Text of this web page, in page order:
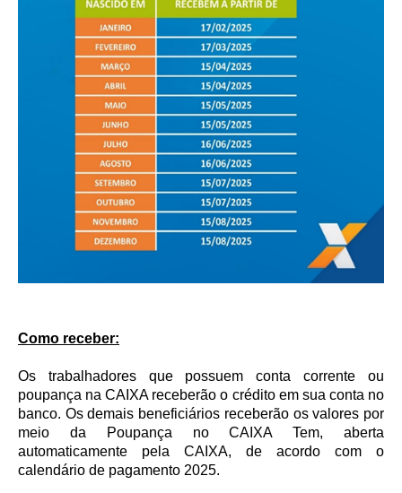
Como receber:
Os trabalhadores que possuem conta corrente ou
poupança na CAIXA receberão o crédito em sua conta no
banco. Os demais beneficiários receberão os valores por
meio da Poupança no CAIXA Tem, aberta
automaticamente pela CAIXA, de acordo com o
calendário de pagamento 2025.